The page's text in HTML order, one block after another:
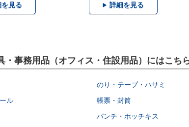
見る 詳細を見る
・事務用品（オフィス・住設用品）にはこち
のり・テープ・ハサミ
ル
帳票・封筒
パンチ・ホッチキス